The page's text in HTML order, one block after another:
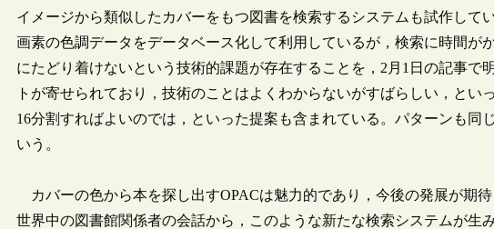
イメージから類似したカバーをもつ図書を検索するシステムも試作して
画素の色調データをデータベース化して利用しているが，検索に時間が
にたどり着けないという技術的課題が存在することを，2月1日の記事で
トが寄せられており，技術のことはよくわからないがすばらしい，と
16分割すればよいのでは，といった提案も含まれている。パターンも同
いう。
カバーの色から本を探し出すOPACは魅力的であり，今後の発展が期
世界中の図書館関係者の会話から，このような新たな検索システムが生